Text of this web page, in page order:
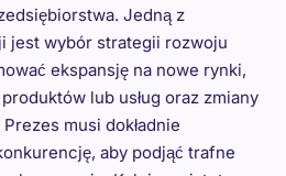
Jedną z
jest wybór strategii rozwoju
ekspansję na nowe rynki,
lub usług oraz zmiany
musi dokładnie
aby podjąć trafne